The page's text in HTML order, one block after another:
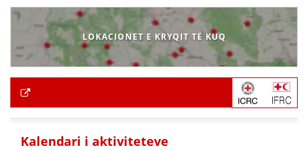
LOKACIONET E KRYQIT TË KUQ
Kalendari i aktiviteteve